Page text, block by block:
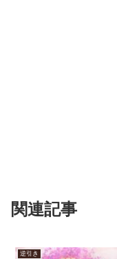
関連記事
逆引き